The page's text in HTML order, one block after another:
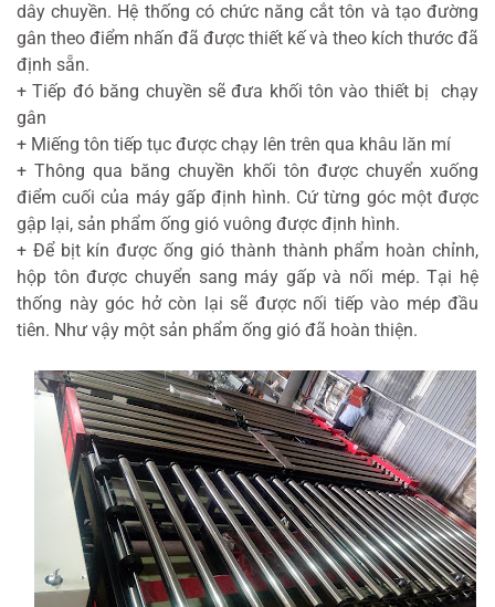
dây chuyền. Hệ thống có chức năng cắt tôn và tạo đường
gân theo điểm nhấn đã được thiết kế và theo kích thước đã
định sẵn.
+ Tiếp đó băng chuyền sẽ đưa khối tôn vào thiết bị
chạy
gân
+ Miếng tôn tiếp tục được chạy lên trên qua khâu lăn mí
+ Thông qua băng chuyền khối tôn được chuyển xuống
điểm cuối của máy gấp định hình. Cứ từng góc một được
gập lại, sản phẩm ống gió vuông được định hình.
+ Để bịt kín được ống gió thành thành phẩm hoàn chỉnh,
hộp tôn được chuyển sang máy gấp và nối mép. Tại hệ
thống này góc hở còn lại sẽ được nối tiếp vào mép đầu
tiên. Như vậy một sản phẩm ống gió đã hoàn thiện.